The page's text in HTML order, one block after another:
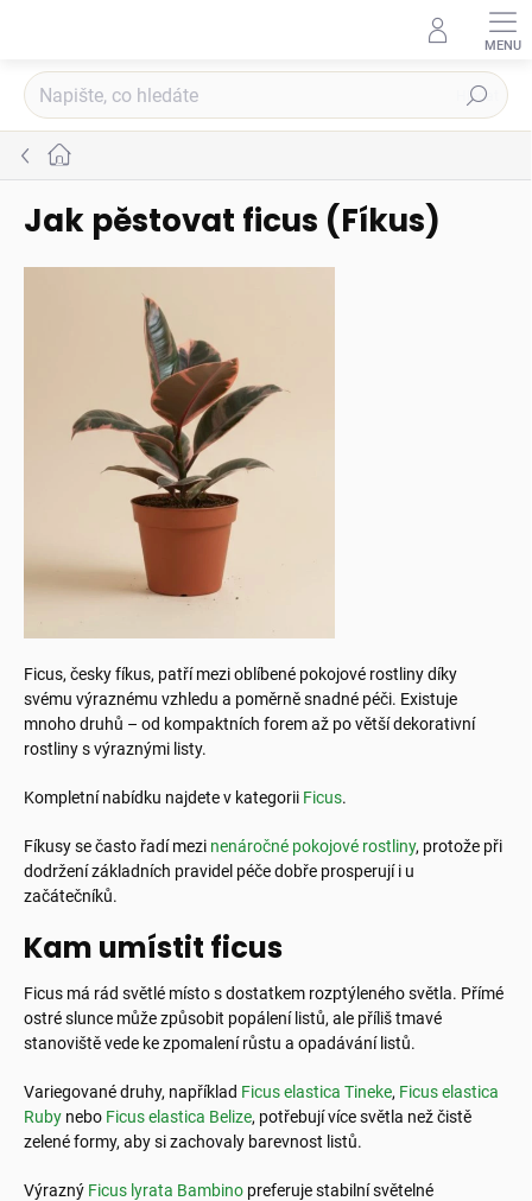
Hledat
Domů
Jak pěstovat ficus (Fíkus)
Ficus, česky fíkus, patří mezi oblíbené pokojové rostliny díky
svému výraznému vzhledu a poměrně snadné péči. Existuje
mnoho druhů – od kompaktních forem až po větší dekorativní
rostliny s výraznými listy.
Kompletní nabídku najdete v kategorii Ficus.
Fíkusy se často řadí mezi nenáročné pokojové rostliny, protože při
dodržení základních pravidel péče dobře prosperují i u
začátečníků.
Kam umístit ficus
Ficus má rád světlé místo s dostatkem rozptýleného světla. Přímé
ostré slunce může způsobit popálení listů, ale příliš tmavé
stanoviště vede ke zpomalení růstu a opadávání listů.
Variegované druhy, například Ficus elastica Tineke, Ficus elastica
Ruby nebo Ficus elastica Belize, potřebují více světla než čistě
zelené formy, aby si zachovaly barevnost listů.
Výrazný Ficus lyrata Bambino preferuje stabilní světelné